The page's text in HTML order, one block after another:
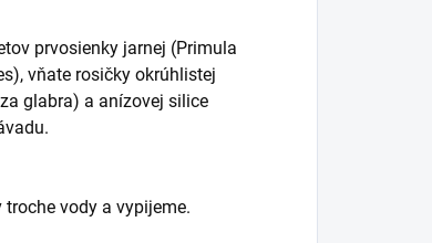
prvosienky jarnej (Primula
vňate rosičky okrúhlistej
glabra) a anízovej silice
vody a vypijeme.